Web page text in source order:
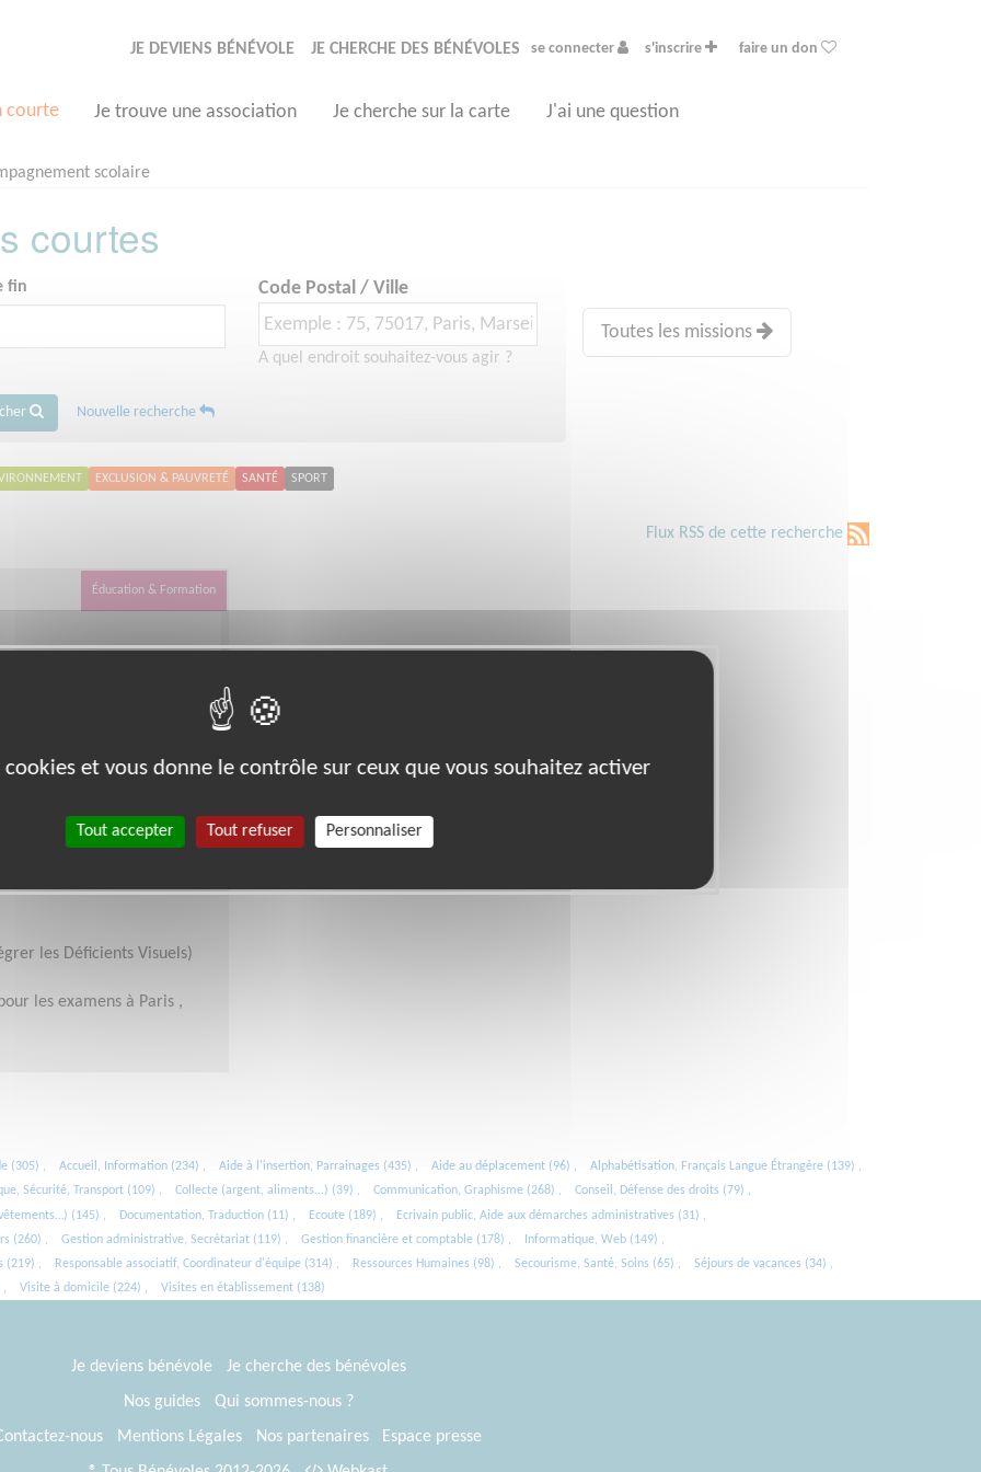
JE DEVIENS BÉNÉVOLE JE CHERCHE DES BÉNÉVOLES se connecter s'inscrire faire un don
courte Je trouve une association Je cherche sur la carte J'ai une question
scolaire
courtes
fin Code Postal / Ville
A quel endroit souhaitez-vous agir ?
Nouvelle recherche
Toutes les missions
EXCLUSION & PAUVRETÉ SANTÉ SPORT
Flux RSS de cette recherche
Éducation & Formation
handicapé de
les Déficients Visuels)
les examens à Paris ,
(305) , Accueil, Information (234) , Aide à l'insertion, Parrainages (435) , Aide au déplacement (96) ,
Alphabétisation, Français Langue Étrangère (139) ,
Sécurité, Transport (109) , Collecte (argent, aliments...) (39) , Communication, Graphisme (268) ,
Conseil, Défense des droits (79) ,
(145) , Documentation, Traduction (11) , Ecoute (189) ,
Ecrivain public, Aide aux démarches administratives (31) ,
(260) , Gestion administrative, Secrétariat (119) , Gestion financière et comptable (178) ,
Informatique, Web (149) ,
(219) , Responsable associatif, Coordinateur d'équipe (314) , Ressources Humaines (98) , Secourisme, Santé, Soins (65) ,
Séjours de vacances (34) ,
, Visite à domicile (224) , Visites en établissement (138)
Je deviens bénévole
Je cherche des bénévoles
Nos guides
Qui sommes-nous ?
nous
Mentions Légales Nos partenaires
Espace presse
cookies et vous donne le contrôle sur ceux que vous souhaitez activer
Tout accepter Tout refuser Personnaliser